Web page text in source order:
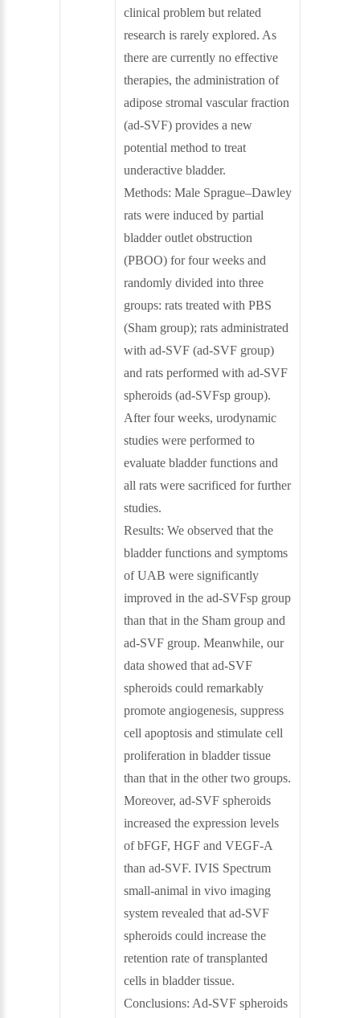
clinical problem but related
research is rarely explored. As
there are currently no effective
therapies, the administration of
adipose stromal vascular fraction
(ad-SVF) provides a new
potential method to treat
underactive bladder.
Methods: Male Sprague–Dawley
rats were induced by partial
bladder outlet obstruction
(PBOO) for four weeks and
randomly divided into three
groups: rats treated with PBS
(Sham group); rats administrated
with ad-SVF (ad-SVF group)
and rats performed with ad-SVF
spheroids (ad-SVFsp group).
After four weeks, urodynamic
studies were performed to
evaluate bladder functions and
all rats were sacrificed for further
studies.
Results: We observed that the
bladder functions and symptoms
of UAB were significantly
improved in the ad-SVFsp group
than that in the Sham group and
ad-SVF group. Meanwhile, our
data showed that ad-SVF
spheroids could remarkably
promote angiogenesis, suppress
cell apoptosis and stimulate cell
proliferation in bladder tissue
than that in the other two groups.
Moreover, ad-SVF spheroids
increased the expression levels
of bFGF, HGF and VEGF-A
than ad-SVF. IVIS Spectrum
small-animal in vivo imaging
system revealed that ad-SVF
spheroids could increase the
retention rate of transplanted
cells in bladder tissue.
Conclusions: Ad-SVF spheroids